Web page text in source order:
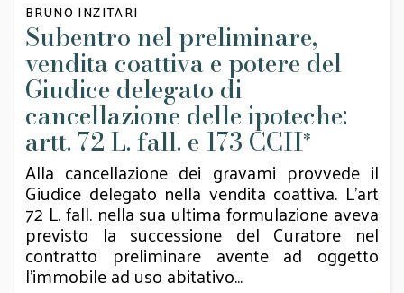
BRUNO INZITARI
Subentro nel preliminare,
vendita coattiva e potere del
Giudice delegato di
cancellazione delle ipoteche:
artt. 72 L. fall. e 173 CCII*
Alla cancellazione dei gravami provvede il
Giudice delegato nella vendita coattiva. L’art
72 L. fall. nella sua ultima formulazione aveva
previsto la successione del Curatore nel
contratto preliminare avente ad oggetto
l’immobile ad uso abitativo...